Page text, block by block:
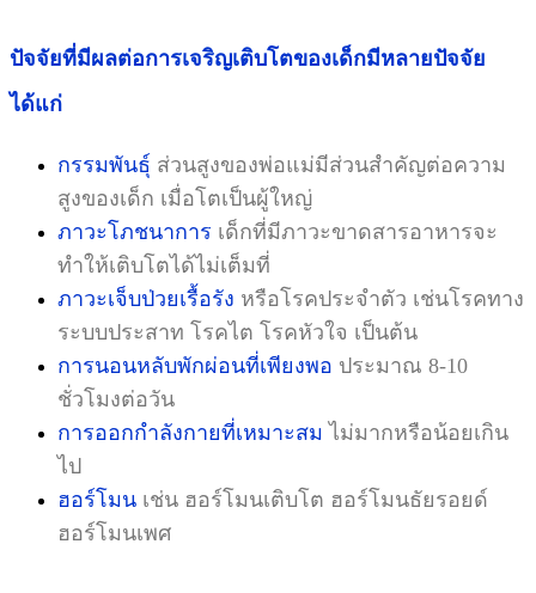
ปัจจัยที่มีผลต่อการเจริญเติบโตของเด็กมีหลายปัจจัย
ได้แก่
กรรมพันธุ์ ส่วนสูงของพ่อแม่มีส่วนสำคัญต่อความ
สูงของเด็ก เมื่อโตเป็นผู้ใหญ่
ภาวะโภชนาการ เด็กที่มีภาวะขาดสารอาหารจะ
ทำให้เติบโตได้ไม่เต็มที่
ภาวะเจ็บป่วยเรื้อรัง หรือโรคประจำตัว เช่นโรคทาง
ระบบประสาท โรคไต โรคหัวใจ เป็นต้น
การนอนหลับพักผ่อนที่เพียงพอ ประมาณ 8-10
ชั่วโมงต่อวัน
การออกกำลังกายที่เหมาะสมไม่มากหรือน้อยเกิน
ไป
ฮอร์โมน เช่น ฮอร์โมนเติบโต ฮอร์โมนธัยรอยด์
ฮอร์โมนเพศ